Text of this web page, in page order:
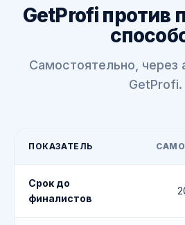
GetProfi против
Самостоятельно, через
GetProfi.
ПОКАЗАТЕЛЬ
Срок до
финалистов